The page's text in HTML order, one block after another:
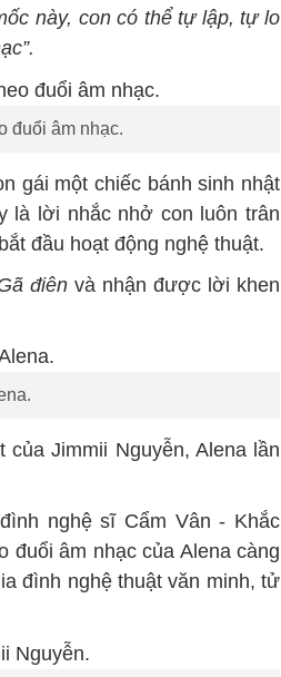
này, con có thể tự lập, tự lo
đuổi âm nhạc.
gái một chiếc bánh sinh nhật
là lời nhắc nhở con luôn trân
đầu hoạt động nghệ thuật.
điênvà nhận được lời khen
của Jimmii Nguyễn, Alena lần
nghệ sĩ Cẩm Vân - Khắc
đuổi âm nhạc của Alena càng
đình nghệ thuật văn minh, tử